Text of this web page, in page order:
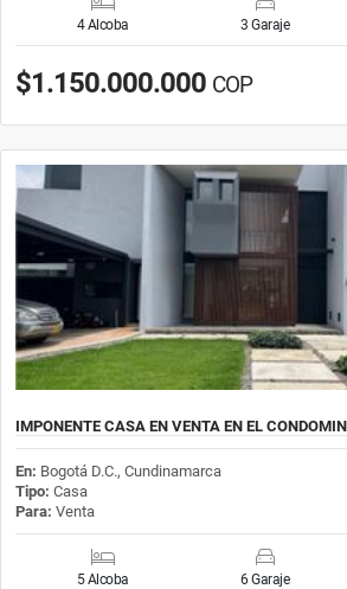
4 Alcoba 3 Garaje
$1.150.000.000 COP
IMPONENTE CASA EN VENTA EN EL
En: Bogotá D.C., Cundinamarca
Tipo: Casa
Para: Venta
5 Alcoba 6 Garaje